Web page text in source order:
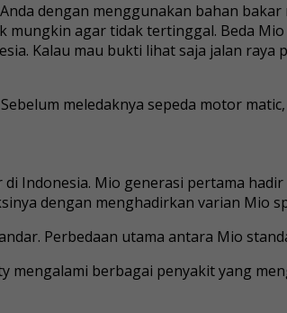
dengan menggunakan bahan
agar tidak tertinggal. Beda
Kalau mau bukti lihat saja jalan
meledaknya sepeda motor
Indonesia. Mio generasi pertama
dengan menghadirkan varian Mio
Perbedaan utama antara Mio
berbagai penyakit yang